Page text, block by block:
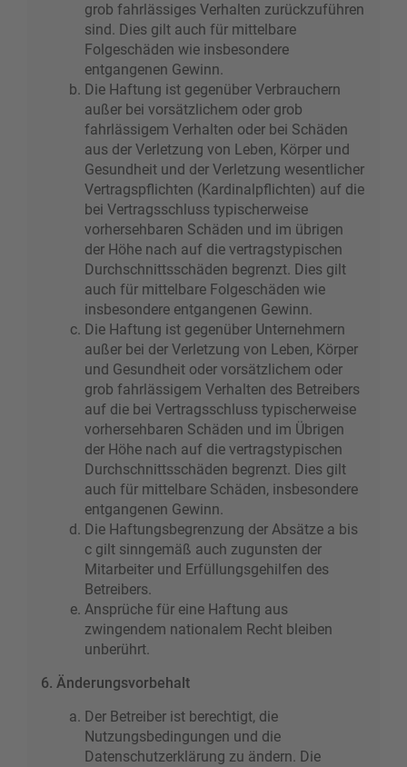
grob fahrlässiges Verhalten zurückzuführen
sind. Dies gilt auch für mittelbare
Folgeschäden wie insbesondere
entgangenen Gewinn.
Die Haftung ist gegenüber Verbrauchern
außer bei vorsätzlichem oder grob
fahrlässigem Verhalten oder bei Schäden
aus der Verletzung von Leben, Körper und
Gesundheit und der Verletzung wesentlicher
Vertragspflichten (Kardinalpflichten) auf die
bei Vertragsschluss typischerweise
vorhersehbaren Schäden und im übrigen
der Höhe nach auf die vertragstypischen
Durchschnittsschäden begrenzt. Dies gilt
auch für mittelbare Folgeschäden wie
insbesondere entgangenen Gewinn.
Die Haftung ist gegenüber Unternehmern
außer bei der Verletzung von Leben, Körper
und Gesundheit oder vorsätzlichem oder
grob fahrlässigem Verhalten des Betreibers
auf die bei Vertragsschluss typischerweise
vorhersehbaren Schäden und im Übrigen
der Höhe nach auf die vertragstypischen
Durchschnittsschäden begrenzt. Dies gilt
auch für mittelbare Schäden, insbesondere
entgangenen Gewinn.
Die Haftungsbegrenzung der Absätze a bis
c gilt sinngemäß auch zugunsten der
Mitarbeiter und Erfüllungsgehilfen des
Betreibers.
Ansprüche für eine Haftung aus
zwingendem nationalem Recht bleiben
unberührt.
6. Änderungsvorbehalt
Der Betreiber ist berechtigt, die
Nutzungsbedingungen und die
Datenschutzerklärung zu ändern. Die